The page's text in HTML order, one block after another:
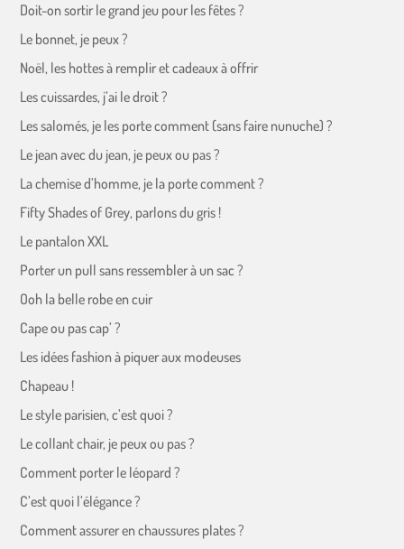
Doit-on sortir le grand jeu pour les fêtes ?
Le bonnet, je peux ?
Noël, les hottes à remplir et cadeaux à offrir
Les cuissardes, j’ai le droit ?
Les salomés, je les porte comment (sans faire nunuche) ?
Le jean avec du jean, je peux ou pas ?
La chemise d’homme, je la porte comment ?
Fifty Shades of Grey, parlons du gris !
Le pantalon XXL
Porter un pull sans ressembler à un sac ?
Ooh la belle robe en cuir
Cape ou pas cap’ ?
Les idées fashion à piquer aux modeuses
Chapeau !
Le style parisien, c’est quoi ?
Le collant chair, je peux ou pas ?
Comment porter le léopard ?
C’est quoi l’élégance ?
Comment assurer en chaussures plates ?